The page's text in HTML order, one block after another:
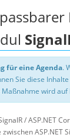
für eine Agenda.
Sie diese
wird
/ ASP.NET
ASP.NET